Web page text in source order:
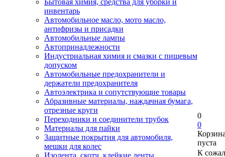
Бытовая химия, средства для уборки и
инвентарь
Автомобильное масло, мото масло,
антифризы и присадки
Автомобильные лампы
Автопринадлежности
Индустриальная химия и смазки с пищевым
допуском
Автомобильные предохранители и
держатели предохранителя
Автоэлектрика и сопутствующие товары
Абразивные материалы, наждачная бумага,
отрезные круги
Переходники и соединители трубок
Материалы для пайки
Защитные покрытия для автомобиля,
мешки для колес
Изолента, скотч, клейкие ленты,
0
0
пуста
К